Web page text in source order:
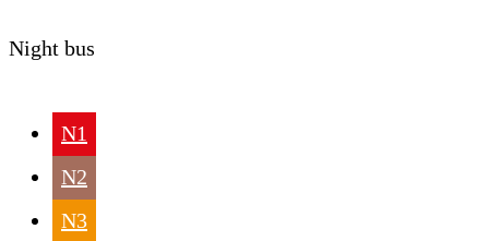
Night bus
N1
N2
N3